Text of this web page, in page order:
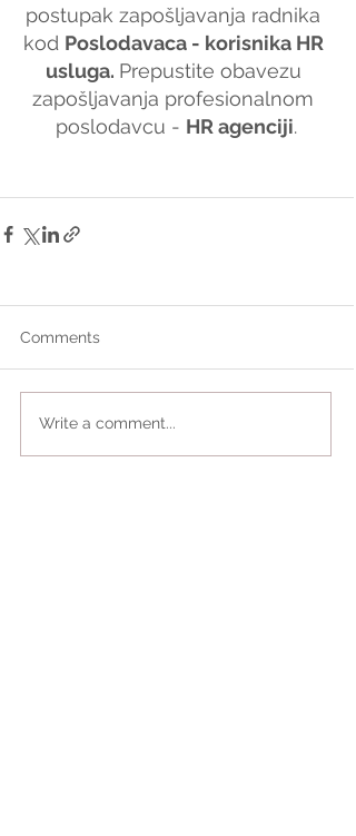
postupak zapošljavanja radnika
kod Poslodavaca - korisnika HR
usluga. Prepustite obavezu
zapošljavanja profesionalnom
poslodavcu - HR agenciji.
Comments
Write a comment...